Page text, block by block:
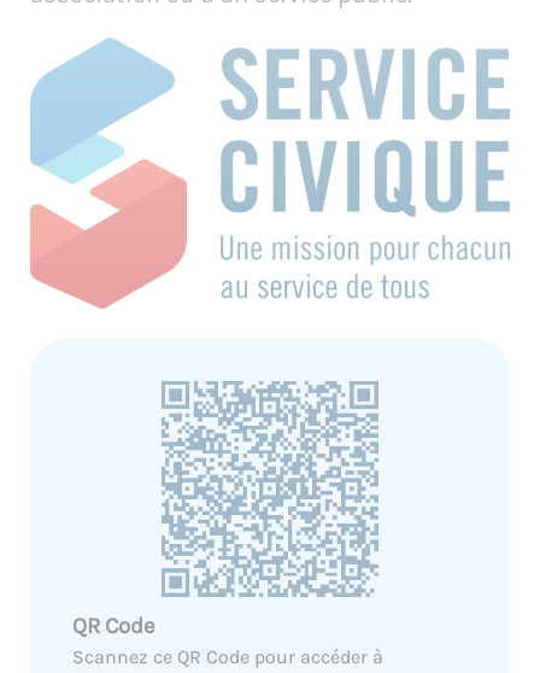
QR Code
Scannez ce QR Code pour accéder à